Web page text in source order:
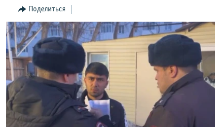
Вернутся
поиску
МИГРАНТ МЕДИА
Поделиться